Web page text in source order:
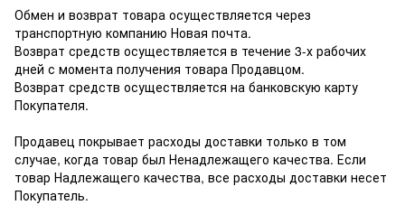
Обмен и возврат товара осуществляется через
транспортную компанию Новая почта.
Возврат средств осуществляется в течение 3-х рабочих
дней с момента получения товара Продавцом.
Возврат средств осуществляется на банковскую карту
Покупателя.
Продавец покрывает расходы доставки только в том
случае, когда товар был Ненадлежащего качества. Если
товар Надлежащего качества, все расходы доставки несет
Покупатель.